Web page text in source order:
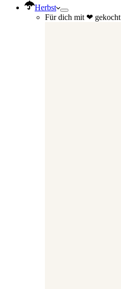
Herbst
Für dich mit ❤ gekocht